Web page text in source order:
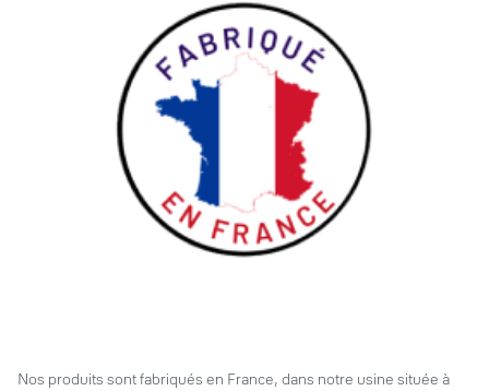
Nos produits sont fabriqués en France, dans notre usine située à